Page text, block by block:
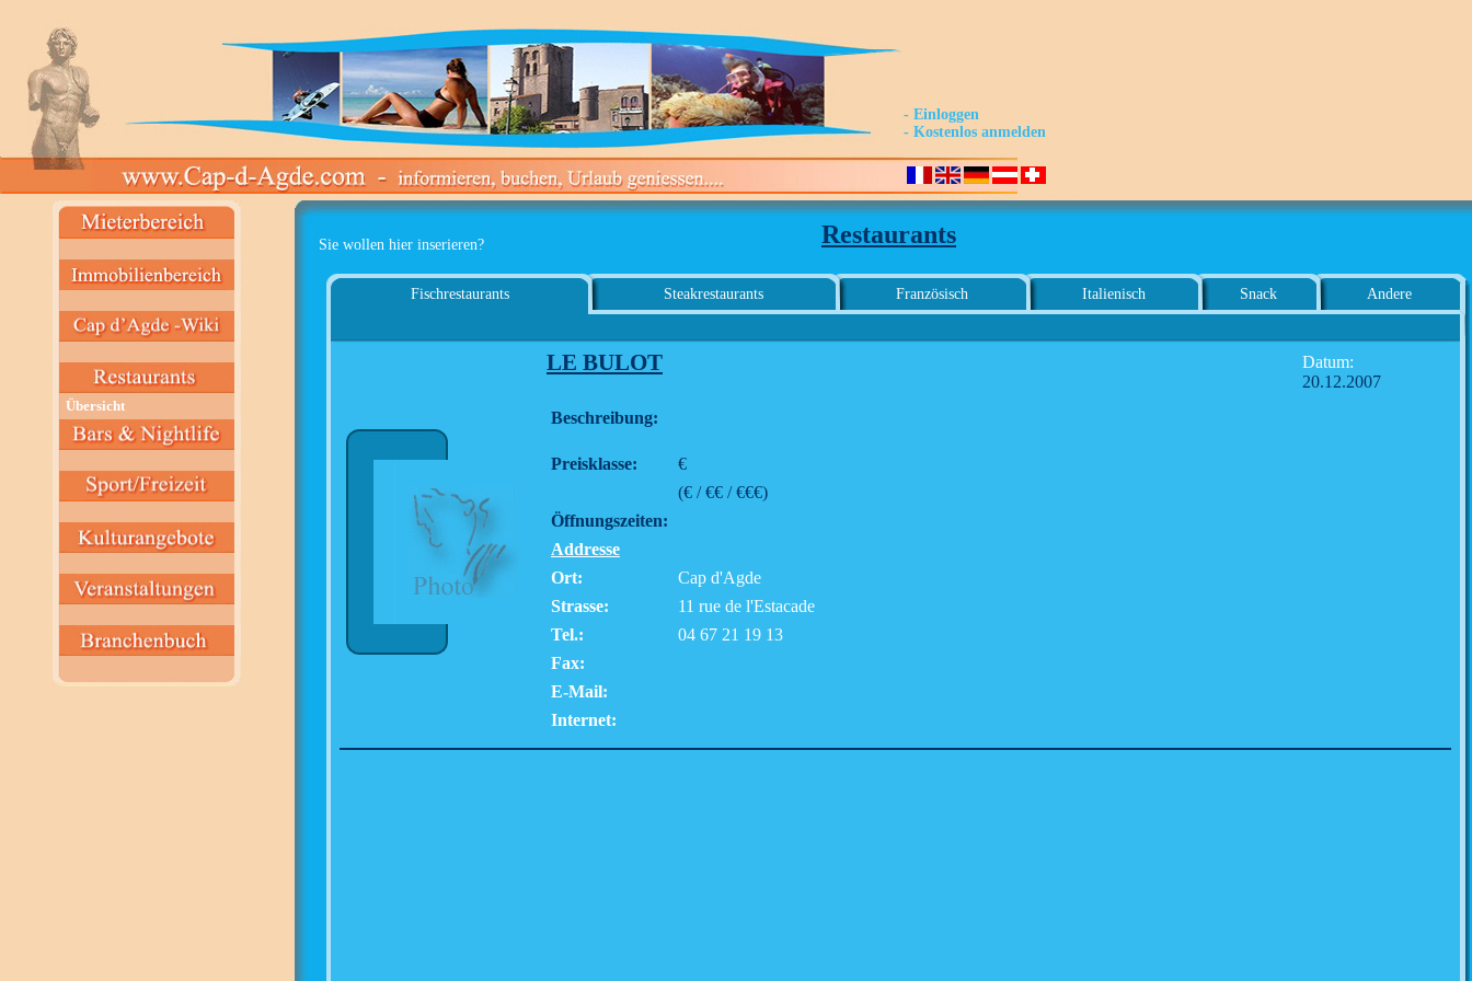
- Einloggen
- Kostenlos anmelden
Übersicht
Sie wollen hier inserieren? Restaurants
Fischrestaurants Steakrestaurants Französisch Italienisch Snack Andere
LE BULOT
Datum:
20.12.2007
Beschreibung:
Preisklasse:
€
(€ / €€ / €€€)
Öffnungszeiten:
Addresse
Ort:
Cap d'Agde
Strasse:
11 rue de l'Estacade
Tel.:
04 67 21 19 13
Fax:
E-Mail:
Internet: